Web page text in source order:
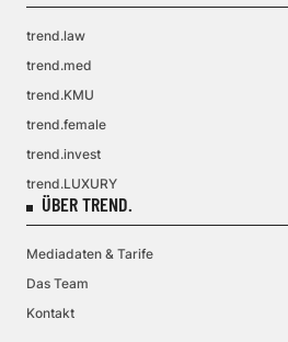
trend.law
trend.med
trend.KMU
trend.female
trend.invest
trend.LUXURY
ÜBER TREND.
Mediadaten & Tarife
Das Team
Kontakt